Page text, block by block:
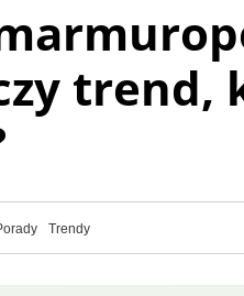
trend,
Trendy